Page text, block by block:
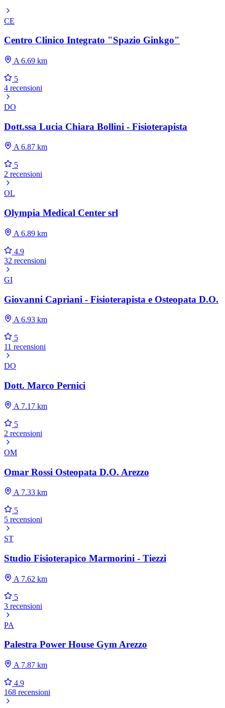
CE
Centro Clinico Integrato "Spazio Ginkgo"
A 6.69 km
5
4 recensioni
DO
Dott.ssa Lucia Chiara Bollini - Fisioterapista
A 6.87 km
5
2 recensioni
OL
Olympia Medical Center srl
A 6.89 km
4.9
32 recensioni
GI
Giovanni Capriani - Fisioterapista e Osteopata D.O.
A 6.93 km
5
11 recensioni
DO
Dott. Marco Pernici
A 7.17 km
5
2 recensioni
OM
Omar Rossi Osteopata D.O. Arezzo
A 7.33 km
5
5 recensioni
ST
Studio Fisioterapico Marmorini - Tiezzi
A 7.62 km
5
3 recensioni
PA
Palestra Power House Gym Arezzo
A 7.87 km
4.9
168 recensioni